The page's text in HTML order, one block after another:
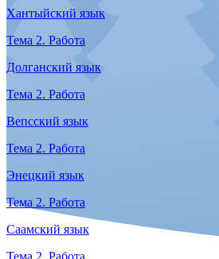
Хантыйский язык
Тема 1. Знакомство
Селькупский язык
Тема 1. Знакомство
Ненецкий язык
Тема 1. Знакомство
Чукотский язык
Тема 1. Знакомство
Энецкий язык
Тема 1. Знакомство